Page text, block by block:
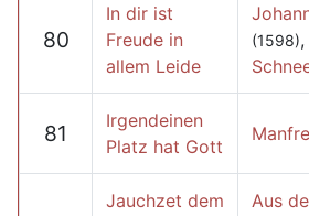
80
In dir ist
Freude in
allem Leide
(1598),
81
Irgendeinen
Platz hat Gott
Jauchzet dem Aus